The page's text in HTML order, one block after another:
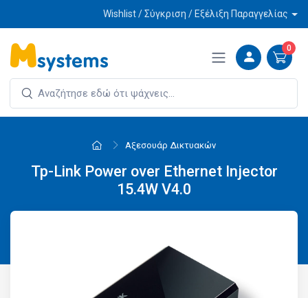
Wishlist / Σύγκριση / Εξέλιξη Παραγγελίας
0
Αξεσουάρ Δικτυακών
Tp-Link Power over Ethernet Injector
15.4W V4.0